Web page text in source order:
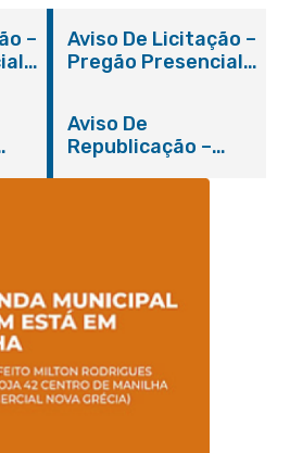
–
Aviso De Licitação –
Pregão Presencial
Aviso De
Republicação –